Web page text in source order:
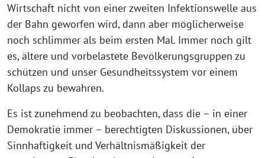
Wirtschaft nicht von einer zweiten Infektionswelle aus
der Bahn geworfen wird, dann aber möglicherweise
noch schlimmer als beim ersten Mal. Immer noch gilt
es, ältere und vorbelastete Bevölkerungsgruppen zu
schützen und unser Gesundheitssystem vor einem
Kollaps zu bewahren.
Es ist zunehmend zu beobachten, dass die – in einer
Demokratie immer – berechtigten Diskussionen, über
Sinnhaftigkeit und Verhältnismäßigkeit der